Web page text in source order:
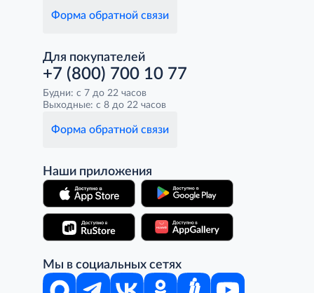
Форма обратной связи
Для покупателей
+7 (800) 700 10 77
Будни: с 7 до 22 часов
Выходные: с 8 до 22 часов
Форма обратной связи
Наши приложения
Мы в социальных сетях